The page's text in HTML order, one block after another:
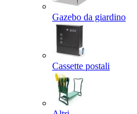
Gazebo da giardino
Cassette postali